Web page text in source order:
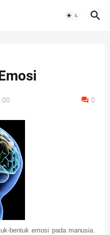
0
bentuk emosi pada manusia.